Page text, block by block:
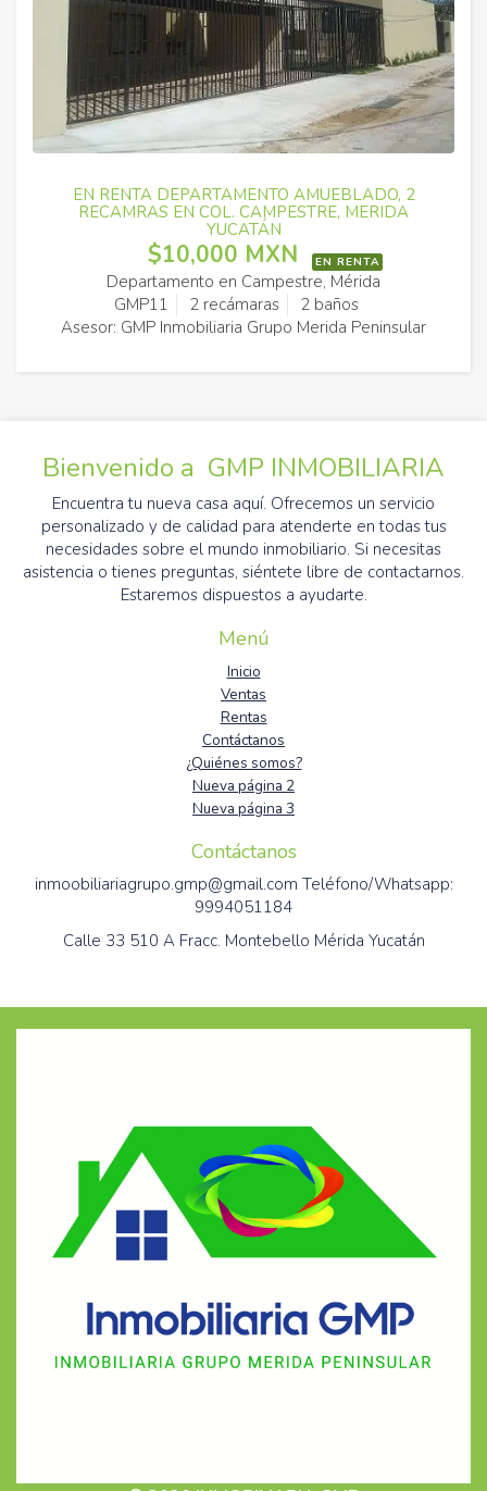
EN RENTA DEPARTAMENTO AMUEBLADO, 2
RECAMRAS EN COL. CAMPESTRE, MERIDA
YUCATÁN
$10,000 MXN EN RENTA
Departamento en Campestre, Mérida
GMP11
2 recámaras
2 baños
Asesor: GMP Inmobiliaria Grupo Merida Peninsular
Bienvenido a GMP INMOBILIARIA
Encuentra tu nueva casa aquí. Ofrecemos un servicio
personalizado y de calidad para atenderte en todas tus
necesidades sobre el mundo inmobiliario. Si necesitas
asistencia o tienes preguntas, siéntete libre de contactarnos.
Estaremos dispuestos a ayudarte.
Menú
Inicio
Ventas
Rentas
Contáctanos
¿Quiénes somos?
Nueva página 2
Nueva página 3
Contáctanos
inmoobiliariagrupo.gmp@gmail.com Teléfono/Whatsapp:
9994051184
Calle 33 510 A Fracc. Montebello Mérida Yucatán